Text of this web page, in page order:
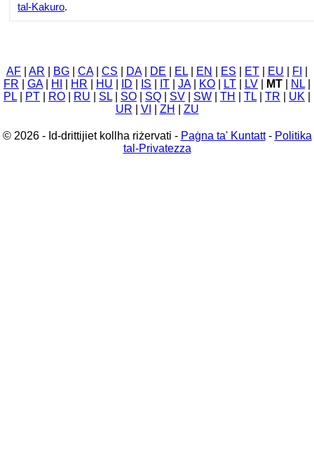
tal-Kakuro.
AF AR BG CA| CS DA| DE EL EN ES ET EU FI
FR
GA| HI HR HU ID IS IT JA| KO LT LV MT NL
PL
PT RO RU SL SO SQ SV SW TH TL TR UK
UR
VI ZH ZU
© 2026 - Id-drittijiet kollha riżervati - Paġna ta' Kuntatt- Politika
tal-Privatezza